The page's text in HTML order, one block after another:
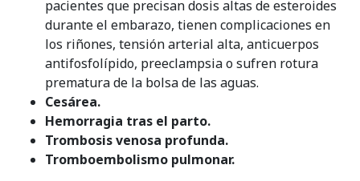
pacientes que precisan dosis altas de esteroides
durante el embarazo, tienen complicaciones en
los riñones, tensión arterial alta, anticuerpos
antifosfolípido, preeclampsia o sufren rotura
prematura de la bolsa de las aguas.
Cesárea.
Hemorragia tras el parto.
Trombosis venosa profunda.
Tromboembolismo pulmonar.